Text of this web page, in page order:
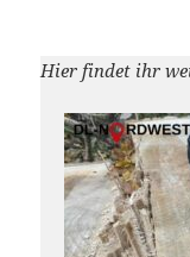
Hier findet ihr